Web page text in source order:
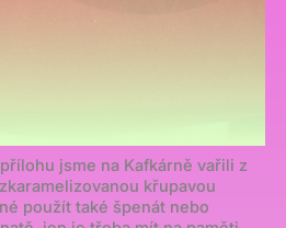
jsme na Kafkárně vařili z
křupavou
použít také špenát nebo